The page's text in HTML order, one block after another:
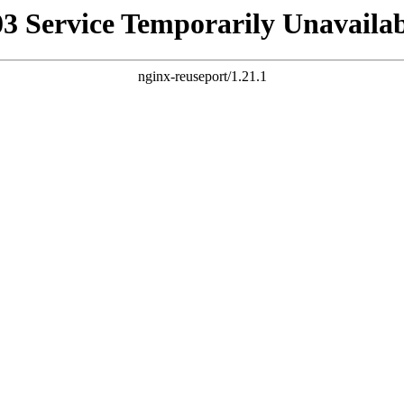
Service Temporarily
nginx-reuseport/1.21.1